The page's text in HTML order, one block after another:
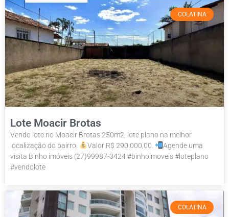
COLATINA
Lote Moacir Brotas
Vendo lote no Moacir Brotas 250m2, lote plano na melhor
localização do bairro.
Valor R$ 290.000,00.
Agende uma
visita Binho imóveis (27)99987-3424 #binhoimoveis #loteplano
#vendolote
COLATINA